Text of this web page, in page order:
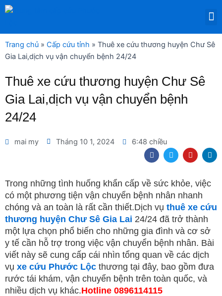
Nhảy
dung
Trang chủ » Cấp cứu tỉnh » Thuê xe cứu thương huyện Chư Sê
Gia Lai,dịch vụ vận chuyển bệnh 24/24
Thuê xe cứu thương huyện Chư Sê
Gia Lai,dịch vụ vận chuyển bệnh
24/24
mai my Tháng 10 1, 2024 6:48 chiều
F
a
c
b
o
o
k
T
w
i
t
e
r
Y
o
u
u
b
e
L
i
n
e
d
n
Trong những tình huống khẩn cấp về sức khỏe, việc
có một phương tiện vận chuyển bệnh nhân nhanh
chóng và an toàn là rất cần thiết.Dịch vụ thuê xe cứu
thương huyện Chư Sê Gia Lai 24/24 đã trở thành
một lựa chọn phổ biến cho những gia đình và cơ sở
y tế cần hỗ trợ trong việc vận chuyển bệnh nhân. Bài
viết này sẽ cung cấp cái nhìn tổng quan về các dịch
vụ xe cứu Phước Lộc thương tại đây, bao gồm đưa
rước tái khám, vận chuyển bệnh trên toàn quốc, và
nhiều dịch vụ khác.Hotline 0896114115